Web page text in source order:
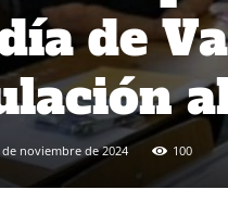
de
de noviembre de 2024 100